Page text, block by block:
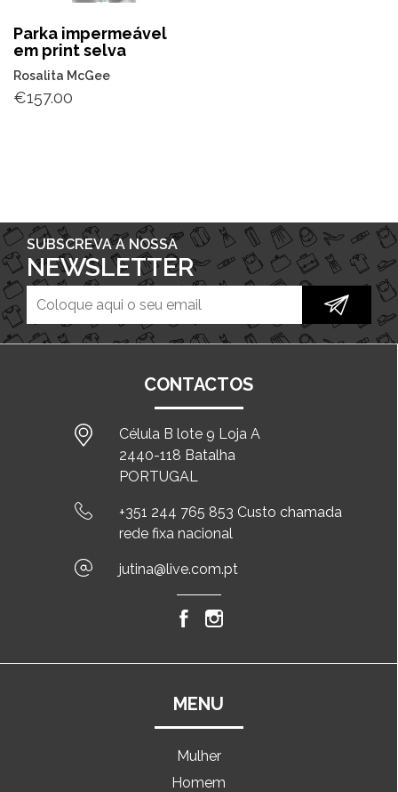
Parka impermeável
em print selva
Rosalita McGee
€157.00
SUBSCREVA A NOSSA
NEWSLETTER
CONTACTOS
Célula B lote 9 Loja A
2440-118 Batalha
PORTUGAL
+351 244 765 853 Custo chamada
rede fixa nacional
jutina@live.com.pt
MENU
Mulher
Homem